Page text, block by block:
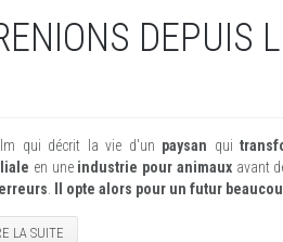
DEPUIS
qui décrit la vie d'un paysan qui
en une industrie pour animauxavant
Il opte alors pour un futur
LA SUITE